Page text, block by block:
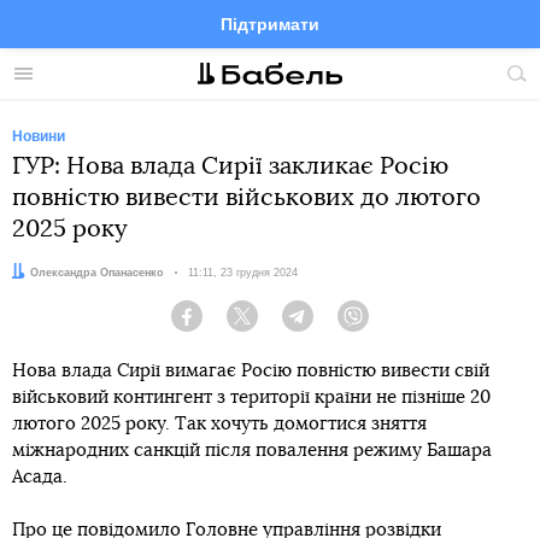
Меню
Підтримати
FacebookTelegramTwitter
Новини
ГУР: Нова влада Сирії закликає Росію
повністю вивести військових до лютого
2025 року
Автор:
Олександра Опанасенко Дата:
11:11, 23 грудня 2024
Facebook Twitter Telegram
Нова влада Сирії вимагає Росію повністю вивести свій
військовий контингент з території країни не пізніше 20
лютого 2025 року. Так хочуть домогтися зняття
міжнародних санкцій після повалення режиму Башара
Асада.
Про це повідомило Головне управління розвідки